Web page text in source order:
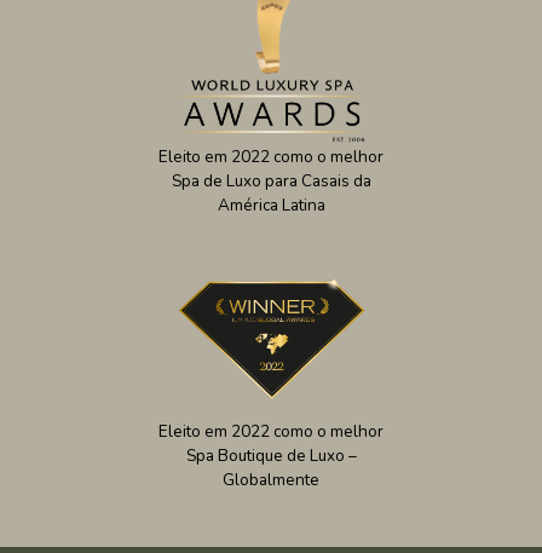
Eleito em 2022 como o melhor
Spa de Luxo para Casais da
América Latina
Eleito em 2022 como o melhor
Spa Boutique de Luxo –
Globalmente